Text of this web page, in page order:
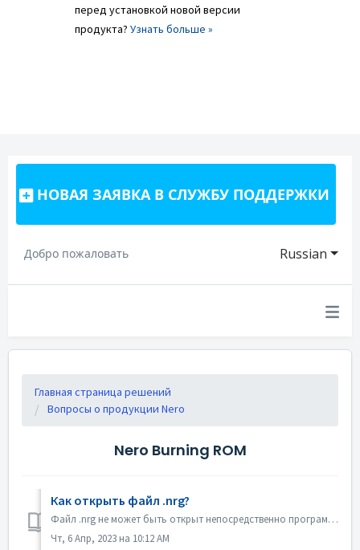
перед установкой новой версии
продукта? Узнать больше »
НОВАЯ ЗАЯВКА В СЛУЖБУ ПОДДЕРЖКИ
Russian
Добро пожаловать
Главная страница решений
Вопросы о продукции Nero
Nero Burning ROM
Как открыть файл .nrg?
Файл .nrg не может быть открыт непосредственно программой Nero Burning ROM. Вы можете записать файл nrg на диск с помощью Nero Burning ROM. Или использоват...
Чт, 6 Апр, 2023 на 10:12 AM